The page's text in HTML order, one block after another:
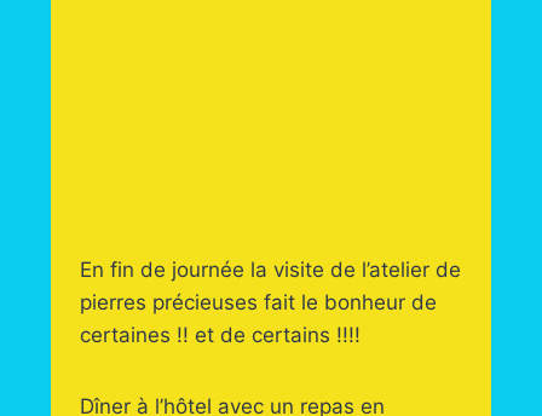
En fin de journée la visite de l’atelier de
pierres précieuses fait le bonheur de
certaines !! et de certains !!!!
Dîner à l’hôtel avec un repas en